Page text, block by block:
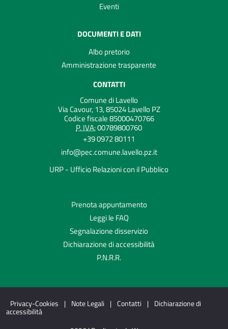
Eventi
DOCUMENTI E DATI
Albo pretorio
Amministrazione trasparente
CONTATTI
Comune di Lavello
Via Cavour, 13, 85024 Lavello PZ
Codice fiscale 85000470766
P. IVA:00789800760
+39 0972 80111
info@pec.comune.lavello.pz.it
URP - Ufficio Relazioni con il Pubblico
Prenota appuntamento
Leggi le FAQ
Segnalazione disservizio
Dichiarazione di accessibilità
P.N.R.R.
Privacy-Cookies | Note Legali | Contatti | Dichiarazione di
accessibilità